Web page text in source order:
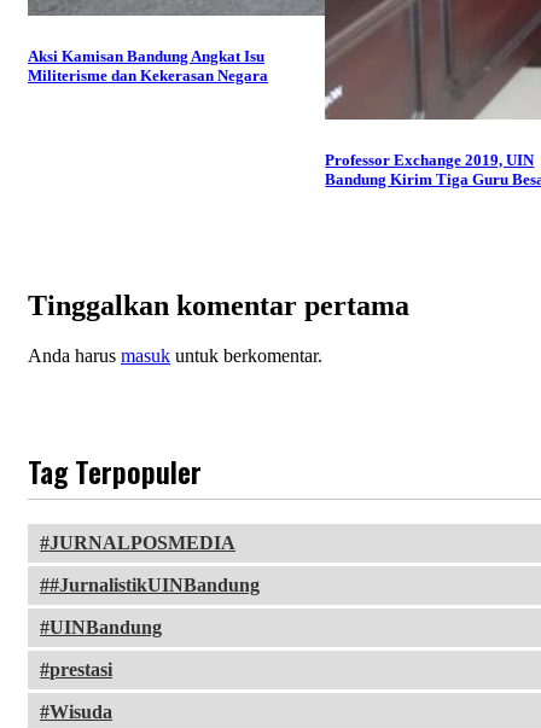
Aksi Kamisan Bandung Angkat Isu
Militerisme dan Kekerasan Negara
Professor Exchange 2019, UIN
Bandung Kirim Tiga Guru
Tinggalkan komentar pertama
Anda harus masuk untuk berkomentar.
Tag Terpopuler
JURNALPOSMEDIA
#JurnalistikUINBandung
UINBandung
prestasi
Wisuda